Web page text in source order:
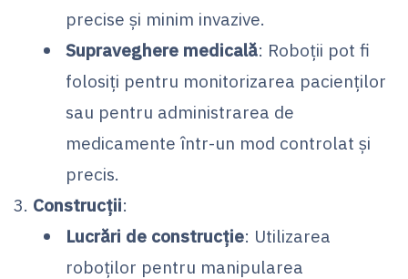
precise și minim invazive.
Supraveghere medicală: Roboții pot fi
folosiți pentru monitorizarea pacienților
sau pentru administrarea de
medicamente într-un mod controlat și
precis.
Construcții:
Lucrări de construcție: Utilizarea
roboților pentru manipularea